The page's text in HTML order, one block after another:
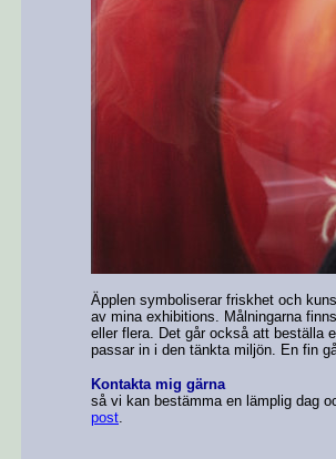
Äpplen symboliserar friskhet och
av mina exhibitions. Målningarna
eller flera. Det går också att beställa
passar in i den tänkta miljön. En fin
Kontakta mig gärna
så vi kan bestämma en lämplig dag
post.